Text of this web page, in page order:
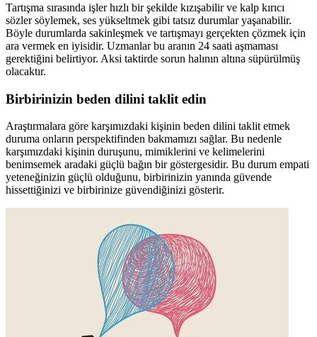
Tartışma sırasında işler hızlı bir şekilde kızışabilir ve kalp kırıcı
sözler söylemek, ses yükseltmek gibi tatsız durumlar yaşanabilir.
Böyle durumlarda sakinleşmek ve tartışmayı gerçekten çözmek için
ara vermek en iyisidir. Uzmanlar bu aranın 24 saati aşmaması
gerektiğini belirtiyor. Aksi taktirde sorun halının altına süpürülmüş
olacaktır.
Birbirinizin beden dilini taklit edin
Araştırmalara göre karşımızdaki kişinin beden dilini taklit etmek
duruma onların perspektifinden bakmamızı sağlar. Bu nedenle
karşımızdaki kişinin duruşunu, mimiklerini ve kelimelerini
benimsemek aradaki güçlü bağın bir göstergesidir. Bu durum empati
yeteneğinizin güçlü olduğunu, birbirinizin yanında güvende
hissettiğinizi ve birbirinize güvendiğinizi gösterir.